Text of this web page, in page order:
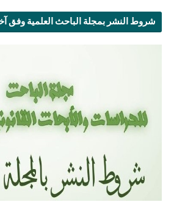
شروط النشر بمجلة الباحث العلمية وفق